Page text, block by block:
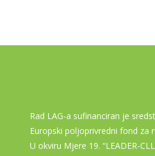
Rad LAG-a sufinanciran je
Europski poljoprivredni fond za
U okviru Mjere 19. “LEADER-